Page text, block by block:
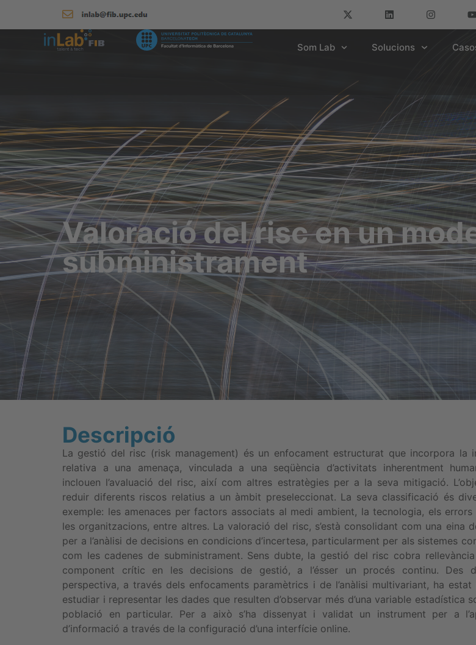
Som Lab Solucions
Valoració del risc en un
subministrament
Descripció
La gestió del risc (risk management) és un enfocament estructurat que incorpora la
relativa a una amenaça, vinculada a una seqüència d’activitats inherentment
inclouen l’avaluació del risc, així com altres estratègies per a la seva mitigació.
reduir diferents riscos relatius a un àmbit preseleccionat. La seva classificació és
exemple: les amenaces per factors associats al medi ambient, la tecnologia, els errors
les organitzacions, entre altres. La valoració del risc, s’està consolidant com una eina
per a l’anàlisi de decisions en condicions d’incertesa, particularment per als sistemes
com les cadenes de subministrament. Sens dubte, la gestió del risc cobra
component crític en les decisions de gestió, a l’ésser un procés continu. Des
perspectiva, a través dels enfocaments paramètrics i de l’anàlisi multivariant, ha estat
estudiar i representar les dades que resulten d’observar més d’una variable estadística
població en particular. Per a això s’ha dissenyat i validat un instrument per a
d’informació a través de la configuració d’una interfície online.